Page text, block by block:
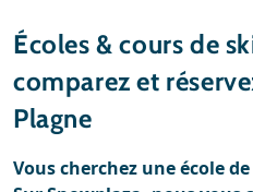
Météo
Avis
Location de ski
Écoles & cours de
comparez et
Plagne
Vous cherchez une école